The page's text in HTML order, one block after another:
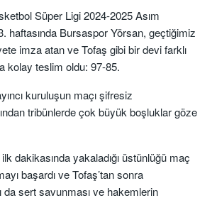
Süper Ligi 2024-2025 Asım
haftasında BursasporYörsan, geçtiğimiz
imza atan veTofaş gibi bir devi farklı
kolay teslim oldu: 97-85.
kuruluşun maçı şifresiz
tribünlerde çok büyük boşluklar göze
dakikasında yakaladığı üstünlüğü maç
başardı ve Tofaş’tan sonra
da sert savunması ve hakemlerin